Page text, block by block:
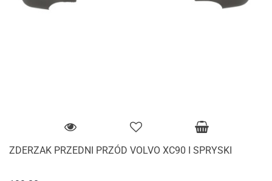
ZDERZAK PRZEDNI PRZÓD VOLVO XC90 I SPRYSKI